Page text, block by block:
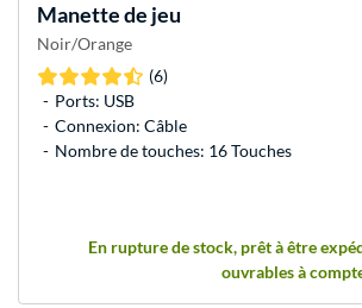
Manette de jeu
Noir/Orange
(6)
Ports: USB
Connexion: Câble
Nombre de touches: 16 Touches
En rupture de stock, prêt à être
ouvrables à